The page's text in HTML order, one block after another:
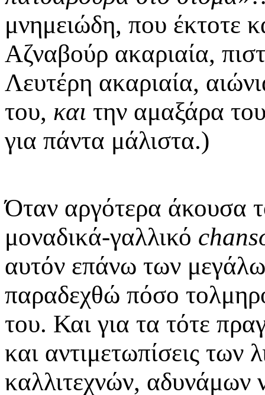
μνημειώδη, που έκτοτε
Αζναβούρ ακαριαία,
Λευτέρη ακαριαία,
του, και την αμαξάρα
για πάντα μάλιστα.)
Όταν αργότερα άκουσα
μοναδικά-γαλλικό
αυτόν επάνω των
παραδεχθώ πόσο
του. Και για τα τότε
και αντιμετωπίσεις των
καλλιτεχνών, αδυνάμων